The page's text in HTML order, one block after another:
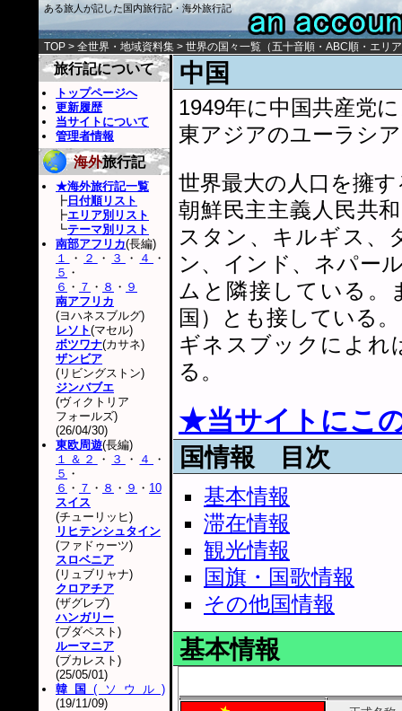
ある旅人が記した国内旅行記・海外旅行記
TOP > 全世界・地域資料集 > 世界の国々一覧 （五十音順 ・ ABC順 ・ エリ
中国
1949年に中国共産党
東アジアのユーラシ
世界最大の人口を擁
朝鮮民主主義人民共
スタン、キルギス、
ン、インド、ネパー
ムと隣接している。
国）とも接している。
ギネスブックによれ
る。
★当サイトにこ
国情報 目次
基本情報
滞在情報
観光情報
国旗・国歌情報
その他国情報
基本情報
旅行記について
トップページへ
更新履歴
当サイトについて
管理者情報
海外旅行記
★海外旅行記一覧
┣ 日付順リスト
┣エリア別リスト
┗テーマ別リスト
南部アフリカ(長編)
１
・ ２ ・ ３ ・ ４
・
５ ・
６ ・ ７ ・ ８ ・ ９
南アフリカ
(ヨハネスブルグ)
レソト(マセル)
ボツワナ(カサネ)
ザンビア
(リビングストン)
ジンバブエ
(ヴィクトリア
フォールズ)
(26/04/30)
東欧周遊(長編)
１＆２
・ ３ ・ ４
・
５ ・
６ ・ ７ ・ ８ ・ ９ ・ 10
スイス
(チューリッヒ)
リヒテンシュタイン
(ファドゥーツ)
スロベニア
(リュブリャナ)
クロアチア
(ザグレブ)
ハンガリー
(ブダペスト)
ルーマニア
(ブカレスト)
(25/05/01)
韓国(ソウル)
(19/11/09)